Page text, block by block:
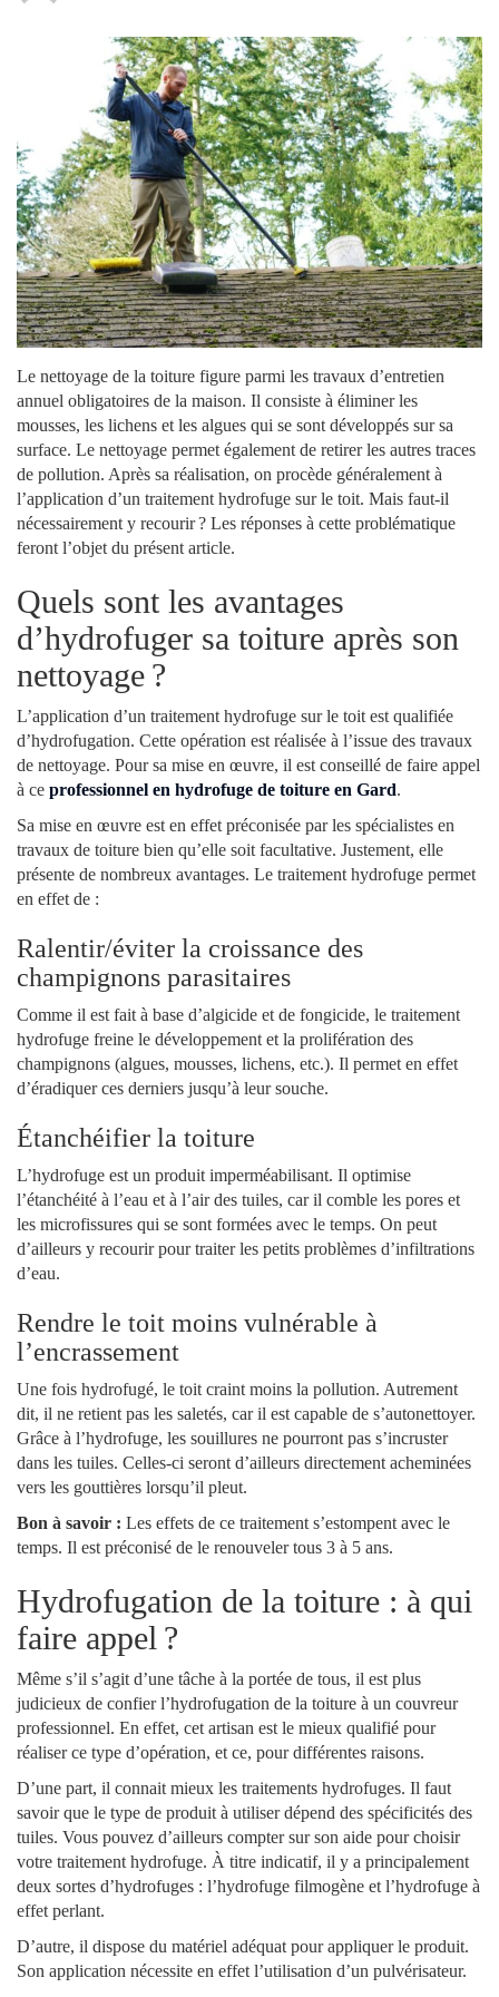
Le nettoyage de la toiture figure parmi les travaux d’entretien
annuel obligatoires de la maison. Il consiste à éliminer les
mousses, les lichens et les algues qui se sont développés sur sa
surface. Le nettoyage permet également de retirer les autres traces
de pollution. Après sa réalisation, on procède généralement à
l’application d’un traitement hydrofuge sur le toit. Mais faut-il
nécessairement y recourir ? Les réponses à cette problématique
feront l’objet du présent article.
Quels sont les avantages
d’hydrofuger sa toiture après son
nettoyage ?
L’application d’un traitement hydrofuge sur le toit est qualifiée
d’hydrofugation. Cette opération est réalisée à l’issue des travaux
de nettoyage. Pour sa mise en œuvre, il est conseillé de faire appel
à ce professionnel en hydrofuge de toiture en Gard.
Sa mise en œuvre est en effet préconisée par les spécialistes en
travaux de toiture bien qu’elle soit facultative. Justement, elle
présente de nombreux avantages. Le traitement hydrofuge permet
en effet de :
Ralentir/éviter la croissance des
champignons parasitaires
Comme il est fait à base d’algicide et de fongicide, le traitement
hydrofuge freine le développement et la prolifération des
champignons (algues, mousses, lichens, etc.). Il permet en effet
d’éradiquer ces derniers jusqu’à leur souche.
Étanchéifier la toiture
L’hydrofuge est un produit imperméabilisant. Il optimise
l’étanchéité à l’eau et à l’air des tuiles, car il comble les pores et
les microfissures qui se sont formées avec le temps. On peut
d’ailleurs y recourir pour traiter les petits problèmes d’infiltrations
d’eau.
Rendre le toit moins vulnérable à
l’encrassement
Une fois hydrofugé, le toit craint moins la pollution. Autrement
dit, il ne retient pas les saletés, car il est capable de s’autonettoyer.
Grâce à l’hydrofuge, les souillures ne pourront pas s’incruster
dans les tuiles. Celles-ci seront d’ailleurs directement acheminées
vers les gouttières lorsqu’il pleut.
Bon à savoir : Les effets de ce traitement s’estompent avec le
temps. Il est préconisé de le renouveler tous 3 à 5 ans.
Hydrofugation de la toiture : à qui
faire appel ?
Même s’il s’agit d’une tâche à la portée de tous, il est plus
judicieux de confier l’hydrofugation de la toiture à un couvreur
professionnel. En effet, cet artisan est le mieux qualifié pour
réaliser ce type d’opération, et ce, pour différentes raisons.
D’une part, il connait mieux les traitements hydrofuges. Il faut
savoir que le type de produit à utiliser dépend des spécificités des
tuiles. Vous pouvez d’ailleurs compter sur son aide pour choisir
votre traitement hydrofuge. À titre indicatif, il y a principalement
deux sortes d’hydrofuges : l’hydrofuge filmogène et l’hydrofuge à
effet perlant.
D’autre, il dispose du matériel adéquat pour appliquer le produit.
Son application nécessite en effet l’utilisation d’un pulvérisateur.